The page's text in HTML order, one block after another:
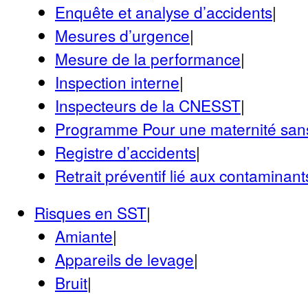
Enquête et analyse d’accidents|
Mesures d’urgence|
Mesure de la performance|
Inspection interne|
Inspecteurs de la CNESST|
Programme Pour une maternité
Registre d’accidents|
Retrait préventif lié aux
Risques en SST|
Amiante|
Appareils de levage|
Bruit|